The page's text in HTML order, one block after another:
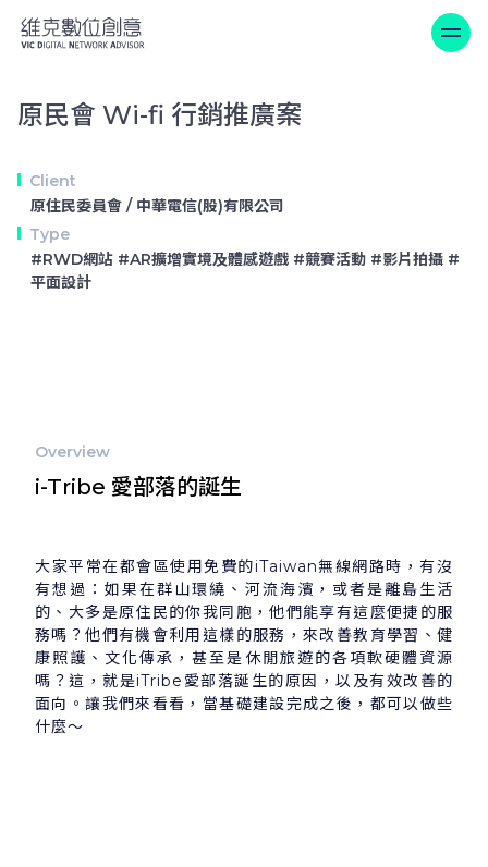
原民會 Wi-fi 行銷推廣案
原民會 Wi-fi 行銷推廣案
Client
原住民委員會 / 中華電信(股)有限公司
Type
#RWD網站 #AR擴增實境及體感遊戲 #競賽活動 #影片拍攝 #
平面設計
Overview
i-Tribe 愛部落的誕生
大家平常在都會區使用免費的iTaiwan無線網路時，有沒
有想過：如果在群山環繞、河流海濱，或者是離島生活
的、大多是原住民的你我同胞，他們能享有這麼便捷的服
務嗎？他們有機會利用這樣的服務，來改善教育學習、健
康照護、文化傳承，甚至是休閒旅遊的各項軟硬體資源
嗎？這，就是iTribe愛部落誕生的原因，以及有效改善的
面向。讓我們來看看，當基礎建設完成之後，都可以做些
什麼～